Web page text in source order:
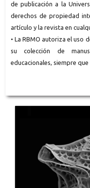
de publicación a la
derechos de propiedad
artículo y la revista en
• La RBMO autoriza el uso
su colección de
educacionales, siempre